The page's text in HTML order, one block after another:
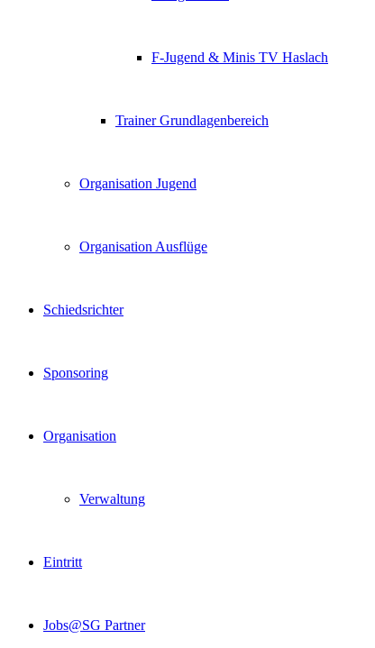
F-Jugend & Minis TV Haslach
Trainer Grundlagenbereich
Organisation Jugend
Organisation Ausflüge
Schiedsrichter
Sponsoring
Organisation
Verwaltung
Eintritt
Jobs@SG Partner